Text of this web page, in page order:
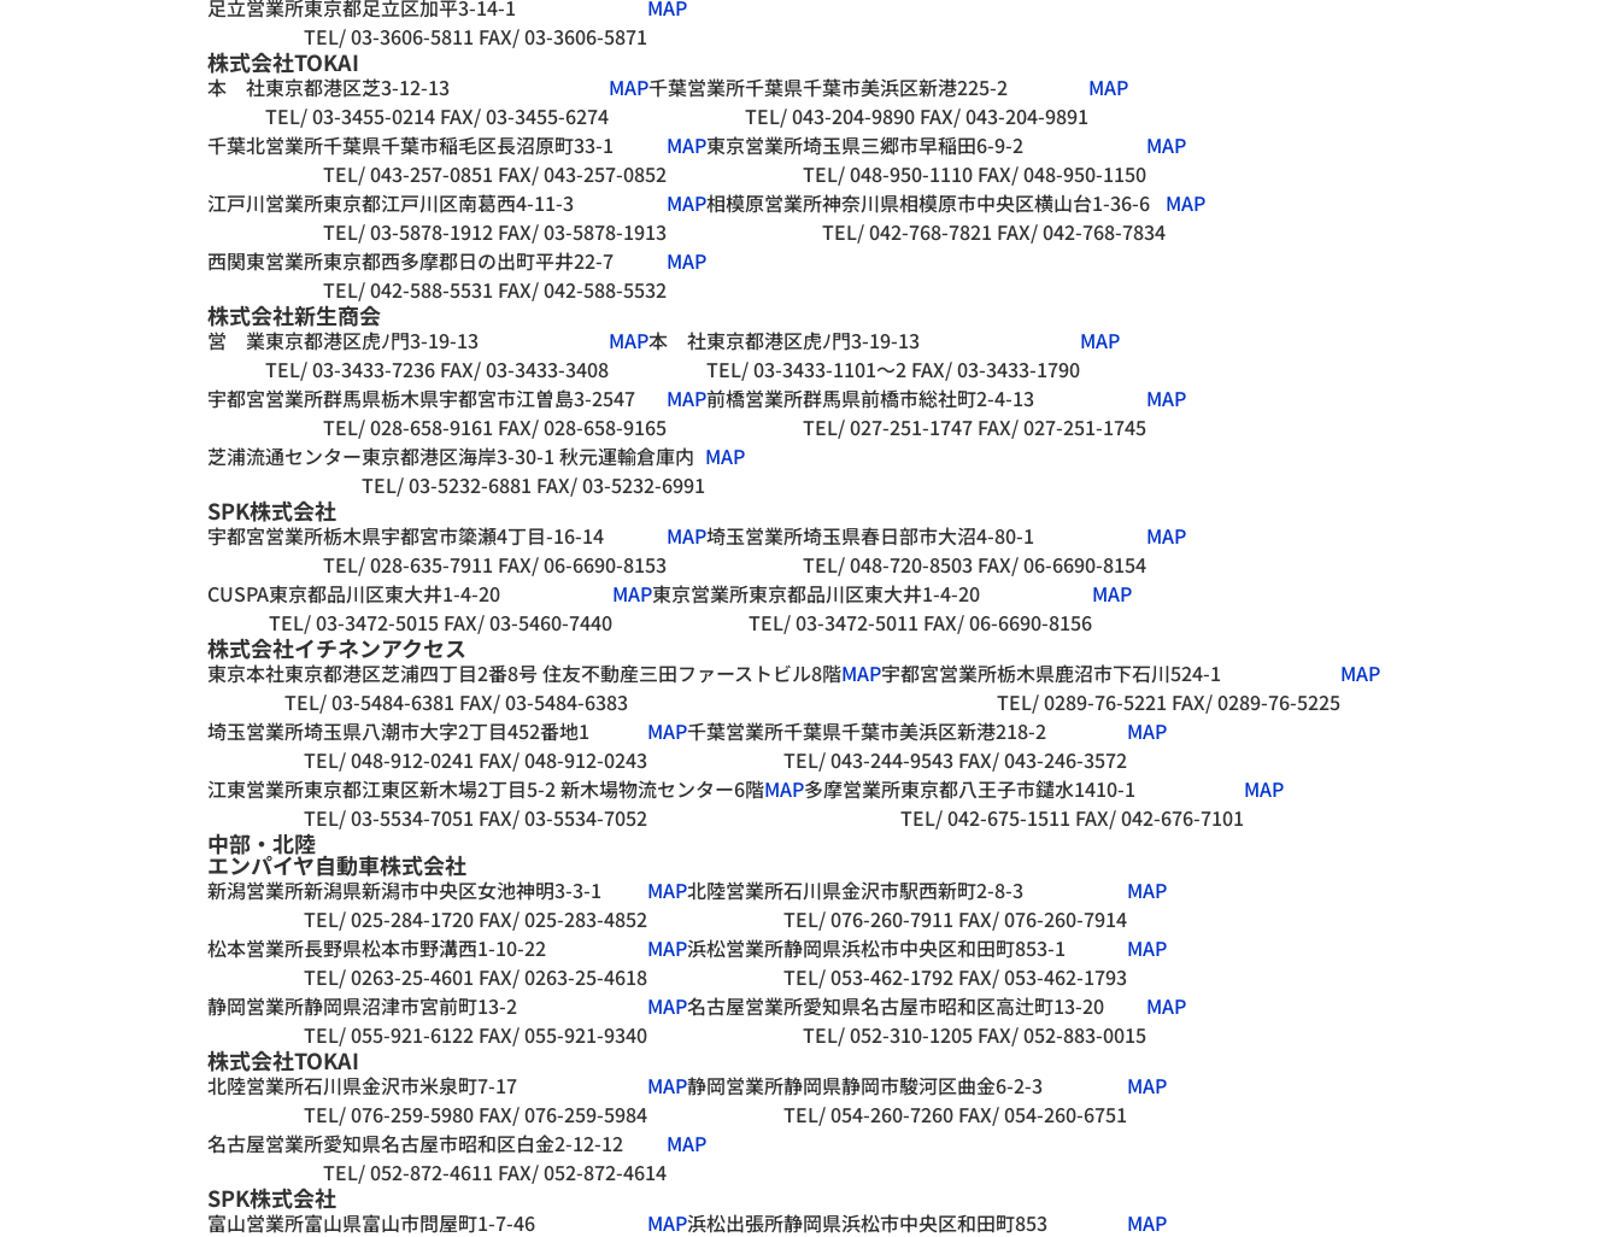
足立営業所東京都足立区加平3-14-1
TEL/ 03-3606-5811 FAX/ 03-3606-5871
MAP
株式会社TOKAI
本 社東京都港区芝3-12-13
TEL/ 03-3455-0214 FAX/ 03-3455-6274
MAP千葉営業所千葉県千葉市美浜区新港225-2
TEL/ 043-204-9890 FAX/ 043-204-9891
MAP
千葉北営業所千葉県千葉市稲毛区長沼原町33-1
TEL/ 043-257-0851 FAX/ 043-257-0852
MAP東京営業所埼玉県三郷市早稲田6-9-2
TEL/ 048-950-1110 FAX/ 048-950-1150
MAP
江戸川営業所東京都江戸川区南葛西4-11-3
TEL/ 03-5878-1912 FAX/ 03-5878-1913
MAP相模原営業所神奈川県相模原市中央区横山台1-36-6
TEL/ 042-768-7821 FAX/ 042-768-7834
MAP
西関東営業所東京都西多摩郡日の出町平井22-7
TEL/ 042-588-5531 FAX/ 042-588-5532
MAP
株式会社新生商会
営 業東京都港区虎ﾉ門3-19-13
TEL/ 03-3433-7236 FAX/ 03-3433-3408
MAP本 社東京都港区虎ﾉ門3-19-13
TEL/ 03-3433-1101～2 FAX/ 03-3433-1790
MAP
宇都宮営業所群馬県栃木県宇都宮市江曽島3-2547
TEL/ 028-658-9161 FAX/ 028-658-9165
MAP前橋営業所群馬県前橋市総社町2-4-13
TEL/ 027-251-1747 FAX/ 027-251-1745
MAP
芝浦流通センター東京都港区海岸3-30-1 秋元運輸倉庫内
TEL/ 03-5232-6881 FAX/ 03-5232-6991
MAP
SPK株式会社
宇都宮営業所栃木県宇都宮市簗瀬4丁目-16-14
TEL/ 028-635-7911 FAX/ 06-6690-8153
MAP埼玉営業所埼玉県春日部市大沼4-80-1
TEL/ 048-720-8503 FAX/ 06-6690-8154
MAP
CUSPA東京都品川区東大井1-4-20
TEL/ 03-3472-5015 FAX/ 03-5460-7440
MAP東京営業所東京都品川区東大井1-4-20
TEL/ 03-3472-5011 FAX/ 06-6690-8156
MAP
株式会社イチネンアクセス
東京本社東京都港区芝浦四丁目2番8号 住友不動産三田ファーストビル8階
TEL/ 03-5484-6381 FAX/ 03-5484-6383
MAP宇都宮営業所栃木県鹿沼市下石川524-1
TEL/ 0289-76-5221 FAX/ 0289-76-5225
MAP
埼玉営業所埼玉県八潮市大字2丁目452番地1
TEL/ 048-912-0241 FAX/ 048-912-0243
MAP千葉営業所千葉県千葉市美浜区新港218-2
TEL/ 043-244-9543 FAX/ 043-246-3572
MAP
江東営業所東京都江東区新木場2丁目5-2 新木場物流センター6階
TEL/ 03-5534-7051 FAX/ 03-5534-7052
MAP多摩営業所東京都八王子市鑓水1410-1
TEL/ 042-675-1511 FAX/ 042-676-7101
MAP
中部・北陸
エンパイヤ自動車株式会社
新潟営業所新潟県新潟市中央区女池神明3-3-1
TEL/ 025-284-1720 FAX/ 025-283-4852
MAP北陸営業所石川県金沢市駅西新町2-8-3
TEL/ 076-260-7911 FAX/ 076-260-7914
MAP
松本営業所長野県松本市野溝西1-10-22
TEL/ 0263-25-4601 FAX/ 0263-25-4618
MAP浜松営業所静岡県浜松市中央区和田町853-1
TEL/ 053-462-1792 FAX/ 053-462-1793
MAP
静岡営業所静岡県沼津市宮前町13-2
TEL/ 055-921-6122 FAX/ 055-921-9340
MAP名古屋営業所愛知県名古屋市昭和区高辻町13-20
TEL/ 052-310-1205 FAX/ 052-883-0015
MAP
株式会社TOKAI
北陸営業所石川県金沢市米泉町7-17
TEL/ 076-259-5980 FAX/ 076-259-5984
MAP静岡営業所静岡県静岡市駿河区曲金6-2-3
TEL/ 054-260-7260 FAX/ 054-260-6751
MAP
名古屋営業所愛知県名古屋市昭和区白金2-12-12
TEL/ 052-872-4611 FAX/ 052-872-4614
MAP
SPK株式会社
富山営業所富山県富山市問屋町1-7-46
MAP浜松出張所静岡県浜松市中央区和田町853
MAP